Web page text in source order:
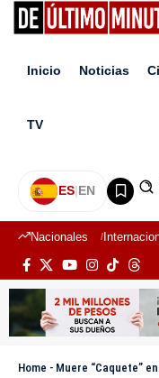
Inicio Noticias
TV
ES|EN
Nacionales
Home - Muere “Caquete”